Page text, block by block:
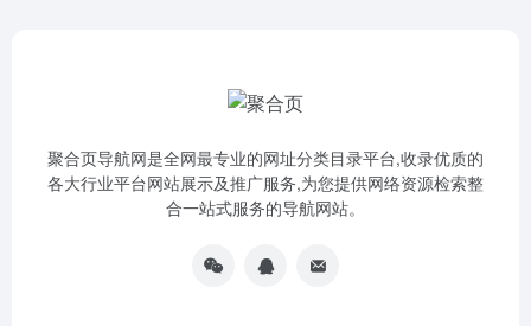
聚合页导航网是全网最专业的网址分类目录平台,收录优质的
各大行业平台网站展示及推广服务,为您提供网络资源检索整
合一站式服务的导航网站。